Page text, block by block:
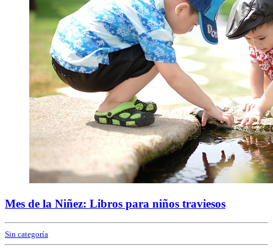
Mes de la Niñez: Libros para niños traviesos
Sin categoría